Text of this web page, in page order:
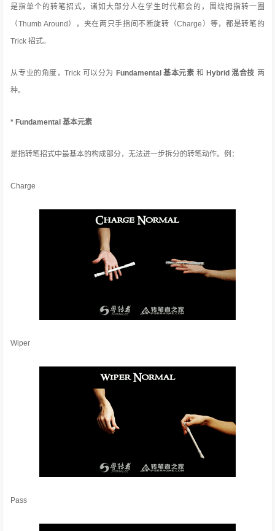
是指单个的转笔招式，诸如大部分人在学生时代都会的，围绕拇指转一圈
（Thumb Around），夹在两只手指间不断旋转（Charge）等，都是转笔的
Trick 招式。
从专业的角度，Trick 可以分为 Fundamental 基本元素 和 Hybrid 混合技 两
种。
* Fundamental 基本元素
是指转笔招式中最基本的构成部分，无法进一步拆分的转笔动作。例：
Charge
Wiper
Pass